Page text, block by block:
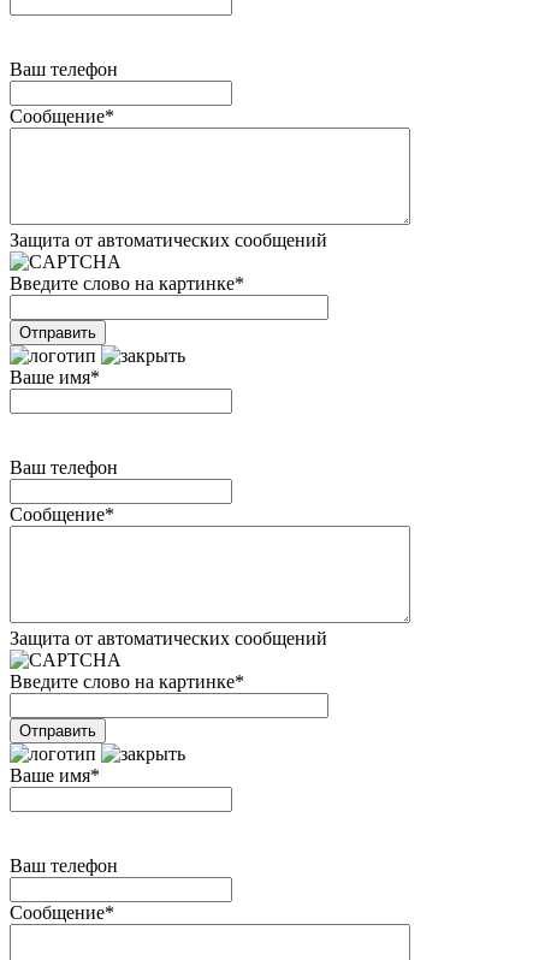
Ваш телефон
Сообщение*
Защита от автоматических сообщений
Введите слово на картинке*
Ваше имя*
Ваш телефон
Сообщение*
Защита от автоматических сообщений
Введите слово на картинке*
Ваше имя*
Ваш телефон
Сообщение*